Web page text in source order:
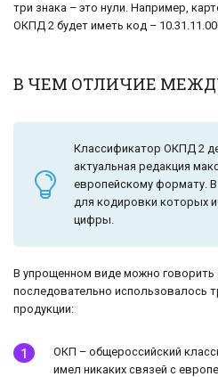
три знака – это нули. Например,
ОКПД 2 будет иметь код –
В ЧЕМ ОТЛИЧИЕ
Классификатор ОКПД 2
актуальная редакция
европейскому формату.
для кодировки которых
цифры.
В упрощенном виде можно говорить
последовательно использовалось
продукции:
ОКП – общероссийский
имел никаких связей с